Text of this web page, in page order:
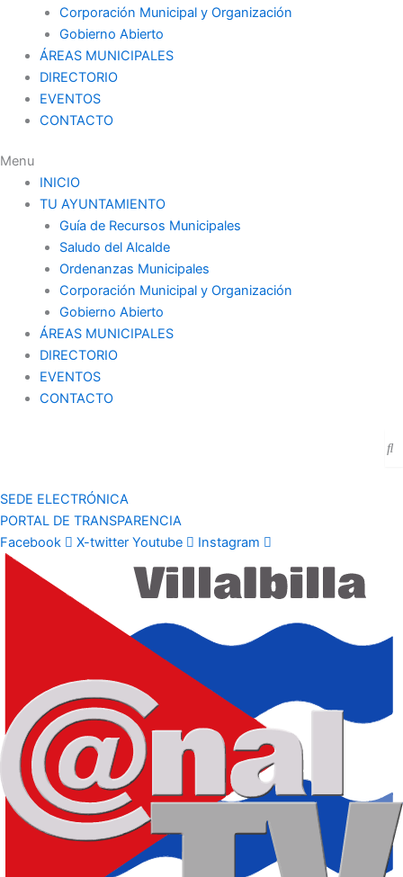
Corporación Municipal y Organización
Gobierno Abierto
ÁREAS MUNICIPALES
DIRECTORIO
EVENTOS
CONTACTO
Menu
INICIO
TU AYUNTAMIENTO
Guía de Recursos Municipales
Saludo del Alcalde
Ordenanzas Municipales
Corporación Municipal y Organización
Gobierno Abierto
ÁREAS MUNICIPALES
DIRECTORIO
EVENTOS
CONTACTO
SEDE ELECTRÓNICA
PORTAL DE TRANSPARENCIA
Facebook
X-twitter Youtube Instagram